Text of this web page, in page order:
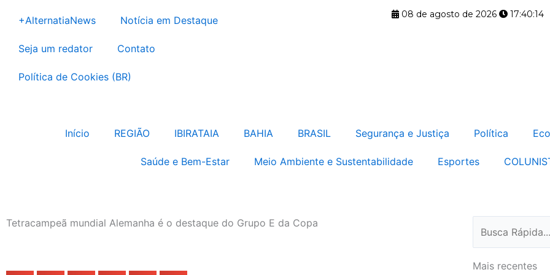
para
conteúdo
+AlternatiaNews Notícia em Destaque
Seja um redator Contato
Política de Cookies (BR)
08 de agosto de 2026 17:40:15
Início REGIÃO IBIRATAIA BAHIA BRASIL Segurança e Justiça Política
Saúde e Bem-Estar Meio Ambiente e Sustentabilidade Esportes
Tetracampeã mundial Alemanha é o destaque do Grupo E da Copa
Mais recentes